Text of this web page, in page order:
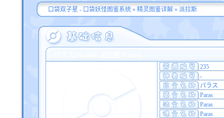
口袋双子星 - 口袋妖怪图鉴系统» 精灵图鉴详解» 派拉斯
235
-
パラス
Paras
Paras
Paras